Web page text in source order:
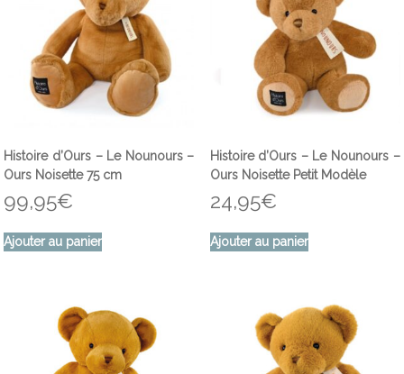
Histoire d’Ours – Le Nounours –
Ours Noisette 75 cm
99,95€
Ajouter au panier
Histoire d’Ours – Le Nounours –
Ours Noisette Petit Modèle
24,95€
Ajouter au panier